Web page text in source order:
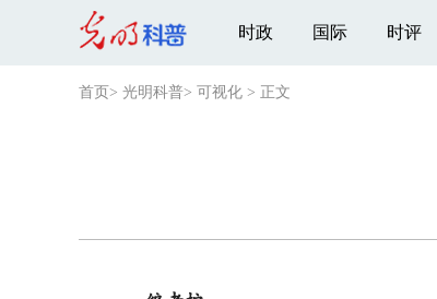
时政 国际 时评
首页 > 光明科普> 可视化 > 正文